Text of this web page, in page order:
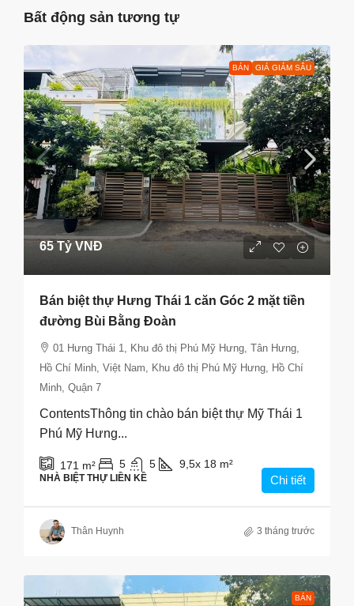
Bất động sản tương tự
BÁN GIÁ GIẢM SÂU
65 Tỷ VNĐ
Bán biệt thự Hưng Thái 1 căn Góc 2 mặt tiền
đường Bùi Bằng Đoàn
01 Hưng Thái 1, Khu đô thị Phú Mỹ Hưng, Tân Hưng,
Hồ Chí Minh, Việt Nam, Khu đô thị Phú Mỹ Hưng, Hồ Chí
Minh, Quận 7
ContentsThông tin chào bán biệt thự Mỹ Thái 1
Phú Mỹ Hưng...
171 m² 5 5 9,5x 18 m²
NHÀ BIỆT THỰ LIỀN KỀ Chi tiết
Thân Huynh 3 tháng trước
BÁN